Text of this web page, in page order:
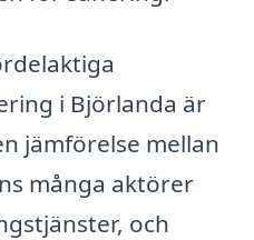
i Björlanda är
jämförelse mellan
många aktörer
och